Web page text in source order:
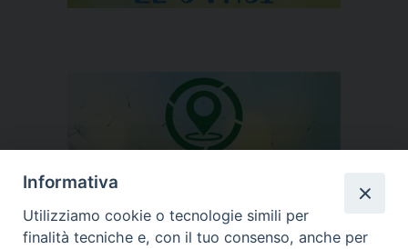
Informativa
Utilizziamo cookie o tecnologie simili per
finalità tecniche e, con il tuo consenso, anche per